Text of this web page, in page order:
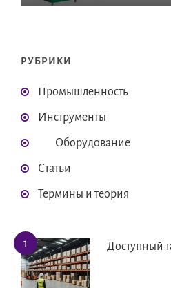
РУБРИКИ
Промышленность
Инструменты
Оборудование
Статьи
Термины и теория
Доступный